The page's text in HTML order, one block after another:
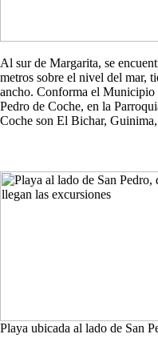
Al sur de Margarita, se
metros sobre el nivel del mar,
ancho. Conforma el
Pedro de Coche, en la
Coche son El Bichar,
Playa ubicada al lado de San